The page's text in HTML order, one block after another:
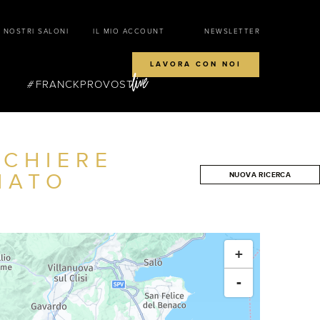
NUOVA RICERCA
+
-
NOSTRI SALONI IL MIO ACCOUNT NEWSLETTER
LAVORA CON NOI
FRANCKPROVOST